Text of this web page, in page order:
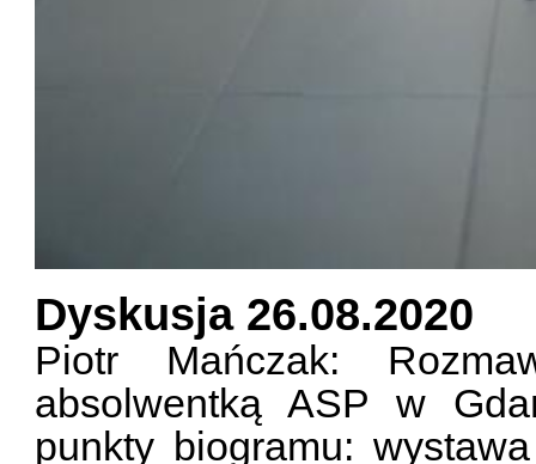
Dyskusja 26.08.2020
Piotr Mańczak:
absolwentką ASP w
punkty biogramu: